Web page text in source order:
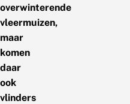
overwinterende
vleermuizen,
maar
komen
daar
ook
vlinders